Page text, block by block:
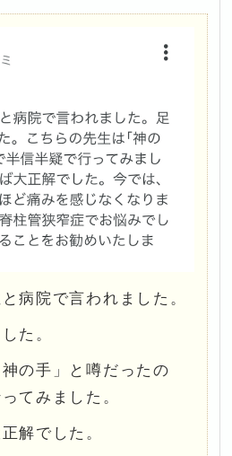
病院で言われました。
た。
の手」と噂だったの
てみました。
解でした。